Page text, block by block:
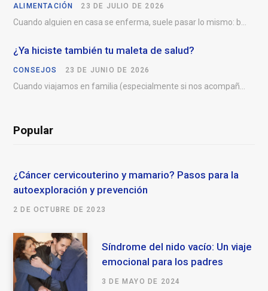
ALIMENTACIÓN 23 DE JULIO DE 2026
Cuando alguien en casa se enferma, suele pasar lo mismo:
¿Ya hiciste también tu maleta de salud?
CONSEJOS 23 DE JUNIO DE 2026
Cuando viajamos en familia (especialmente si nos acompañan
Popular
¿Cáncer cervicouterino y mamario? Pasos para la
autoexploración y prevención
2 DE OCTUBRE DE 2023
Síndrome del nido vacío: Un viaje
emocional para los padres
3 DE MAYO DE 2024